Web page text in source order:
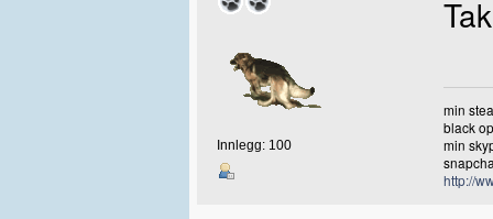
Innlegg: 100
min
black
min
http://